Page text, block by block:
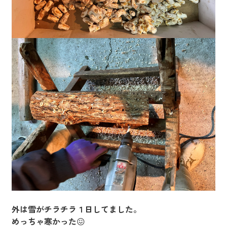
外は雪がチラチラ１日してました。
めっちゃ寒かった😖